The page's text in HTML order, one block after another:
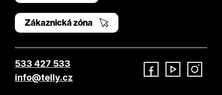
Zákaznická zóna
533 427 533
info@telly.cz